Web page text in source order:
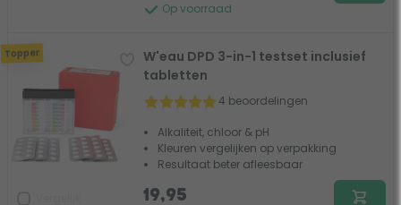
Op voorraad
Topper
W'eau DPD 3-in-1 testset inclusief
tabletten
4 beoordelingen
Alkaliteit, chloor & pH
Kleuren vergelijken op verpakking
Resultaat beter afleesbaar
19,95